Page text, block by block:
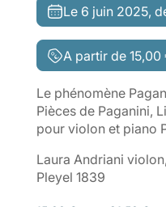
Le 6 juin 2025,
A partir de 15,00
Le phénomène
Pièces de Paganini,
pour violon et piano
Laura Andriani
Pleyel 1839